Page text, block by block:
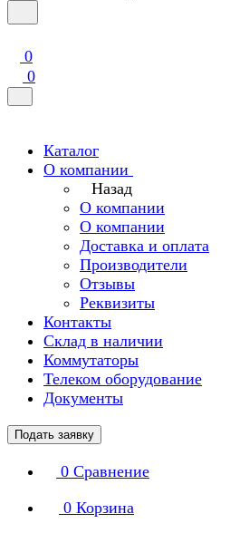
0
0
Каталог
О компании
Назад
О компании
О компании
Доставка и оплата
Производители
Отзывы
Реквизиты
Контакты
Склад в наличии
Коммутаторы
Телеком оборудование
Документы
Подать заявку
0 Сравнение
0 Корзина